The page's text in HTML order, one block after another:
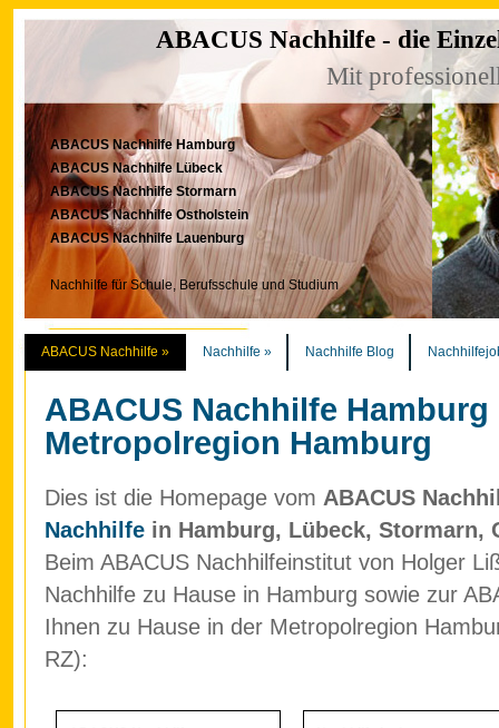
ABACUS Nachhilfe - die
Mit
ABACUS Nachhilfe Hamburg
ABACUS Nachhilfe Lübeck
ABACUS Nachhilfe Stormarn
ABACUS Nachhilfe Ostholstein
ABACUS Nachhilfe Lauenburg
Nachhilfe für Schule, Berufsschule und Studium
ABACUS Nachhilfe » Nachhilfe » Nachhilfe Blog
ABACUS Nachhilfe Hamburg
Metropolregion Hamburg
Dies ist die Homepage vom ABACUS
Nachhilfe in Hamburg, Lübeck, Stormarn,
Beim ABACUS Nachhilfeinstitut von Holger
Nachhilfe zu Hause in Hamburg sowie zur
Ihnen zu Hause in der Metropolregion
RZ):